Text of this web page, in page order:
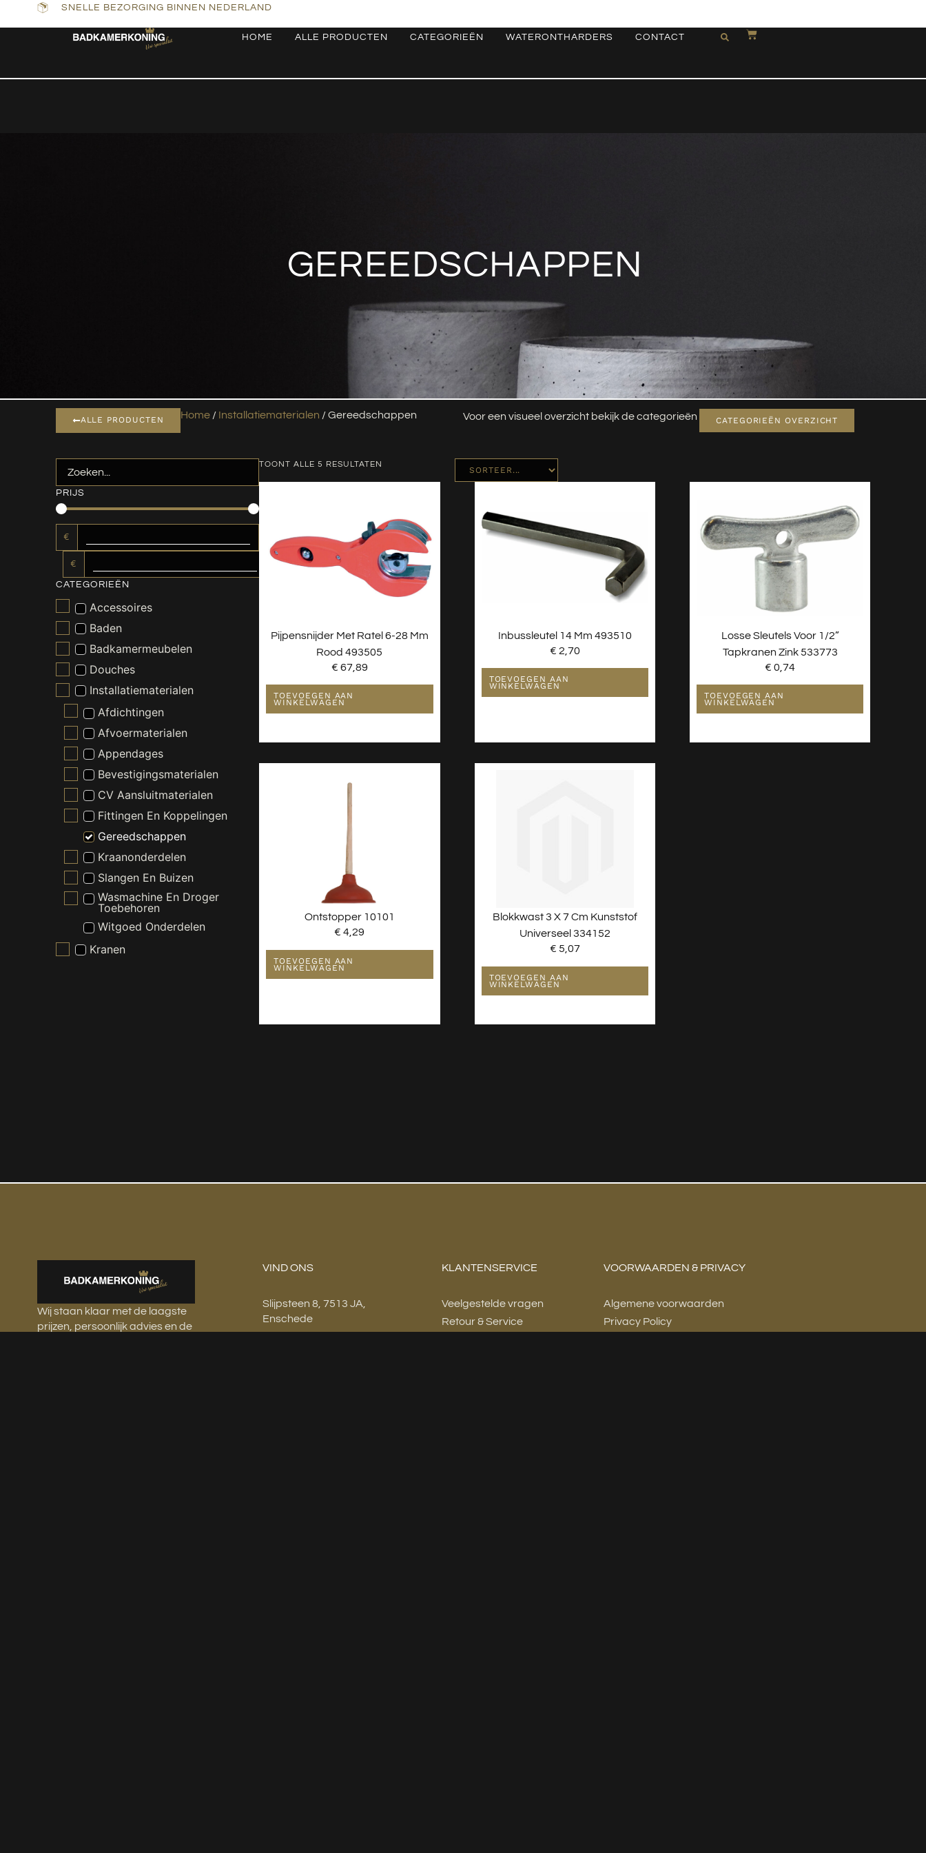
SNELLE BEZORGING BINNEN NEDERLAND
HOME ALLE PRODUCTEN CATEGORIEËN WATERONTHARDERS CONTACT
GEREEDSCHAPPEN
ALLE PRODUCTEN Home/ Installatiematerialen / Gereedschappen Voor een visueel overzicht bekijk de categorieën CATEGORIEËN OVERZICHT
PRIJS
€
€
CATEGORIEËN
Accessoires
Baden
Badkamermeubelen
Douches
Installatiematerialen
Afdichtingen
Afvoermaterialen
Appendages
Bevestigingsmaterialen
CV Aansluitmaterialen
Fittingen En Koppelingen
Gereedschappen
Kraanonderdelen
Slangen En Buizen
Wasmachine En Droger
Toebehoren
Witgoed Onderdelen
Kranen
TOONT ALLE 5 RESULTATEN
Pijpensnijder Met Ratel 6-28 Mm
Rood 493505
€ 67,89
TOEVOEGEN AAN
WINKELWAGEN
Inbussleutel 14 Mm 493510
€ 2,70
TOEVOEGEN AAN
WINKELWAGEN
Losse Sleutels Voor 1/2”
Tapkranen Zink 533773
€ 0,74
TOEVOEGEN AAN
WINKELWAGEN
Ontstopper 10101
€ 4,29
TOEVOEGEN AAN
WINKELWAGEN
Blokkwast 3 X 7 Cm Kunststof
Universeel 334152
€ 5,07
TOEVOEGEN AAN
WINKELWAGEN
Wij staan klaar met de laagste
prijzen, persoonlijk advies en de
VIND ONS
Slijpsteen 8, 7513 JA,
Enschede
KLANTENSERVICE
Veelgestelde vragen
Retour & Service
VOORWAARDEN & PRIVACY
Algemene voorwaarden
Privacy Policy